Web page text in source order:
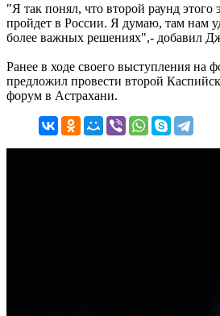
"Я так понял, что второй раунд этого
пройдет в России. Я думаю, там нам
более важных решениях",- добавил
Ранее в ходе своего выступления на
предложил провести второй
форум в Астрахани.